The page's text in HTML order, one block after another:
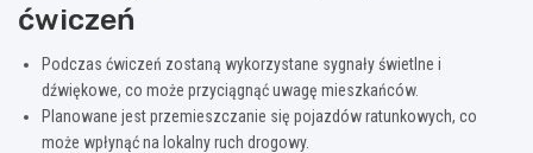
ćwiczeń
Podczas ćwiczeń zostaną wykorzystane sygnały świetlne i
dźwiękowe, co może przyciągnąć uwagę mieszkańców.
Planowane jest przemieszczanie się pojazdów ratunkowych, co
może wpłynąć na lokalny ruch drogowy.